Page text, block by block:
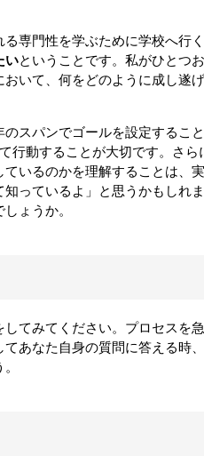
専門性を学ぶために学校へ行く
いということです。私がひとつ
いて、何をどのように成し遂
のスパンでゴールを設定するこ
行動することが大切です。さら
ているのかを理解することは、
っているよ」と思うかもしれ
ょうか。
てみてください。プロセスを
あなた自身の質問に答える時